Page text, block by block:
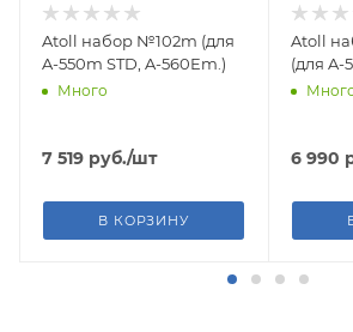
Atoll набор №102m (для
A-550m STD, A-560Em.)
Много
7 519 руб./шт
В КОРЗИНУ
Atoll
(для A-
6 990